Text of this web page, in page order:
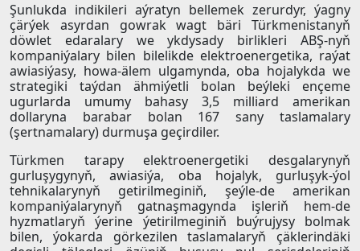
Şunlukda indikileri aýratyn bellemek zerurdyr, ýagny
çärýek asyrdan gowrak wagt bäri Türkmenistanyň
döwlet edaralary we ykdysady birlikleri ABŞ-nyň
kompaniýalary bilen bilelikde elektroenergetika, raýat
awiasiýasy, howa-älem ulgamynda, oba hojalykda we
strategiki taýdan ähmiýetli bolan beýleki ençeme
ugurlarda umumy bahasy 3,5 milliard amerikan
dollaryna barabar bolan 167 sany taslamalary
(şertnamalary) durmuşa geçirdiler.
Türkmen tarapy elektroenergetiki desgalarynyň
gurluşygynyň, awiasiýa, oba hojalyk, gurluşyk-ýol
tehnikalarynyň getirilmeginiň, şeýle-de amerikan
kompaniýalarynyň gatnaşmagynda işleriň hem-de
hyzmatlaryň ýerine ýetirilmeginiň buýrujysy bolmak
bilen, ýokarda görkezilen taslamalaryň çäklerindäki